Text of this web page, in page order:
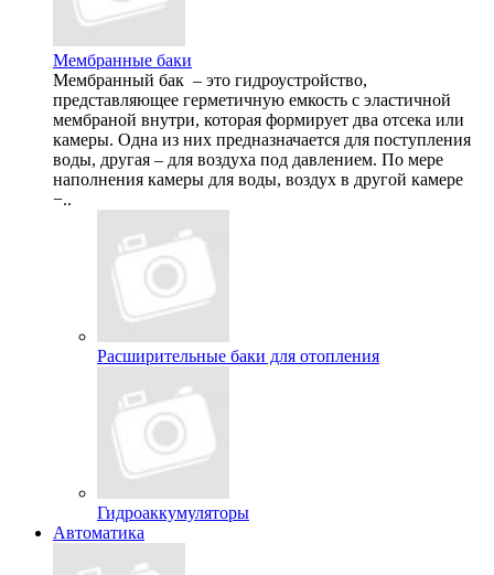
Мембранные баки
Мембранный бак – это гидроустройство,
представляющее герметичную емкость с эластичной
мембраной внутри, которая формирует два отсека или
камеры. Одна из них предназначается для поступления
воды, другая – для воздуха под давлением. По мере
наполнения камеры для воды, воздух в другой камере
−..
Расширительные баки для отопления
Гидроаккумуляторы
Автоматика